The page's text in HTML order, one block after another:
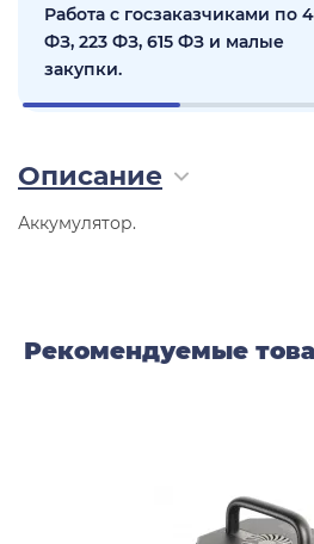
Работа с госзаказчиками по
ФЗ, 223 ФЗ, 615 ФЗ и малые
закупки.
Описание
Аккумулятор.
Рекомендуемые